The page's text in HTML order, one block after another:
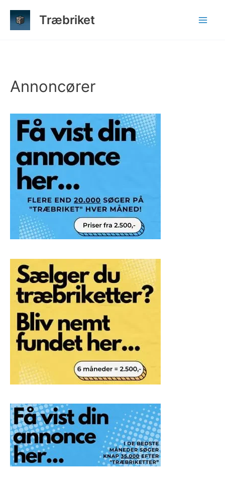
Træbriket
Annoncører